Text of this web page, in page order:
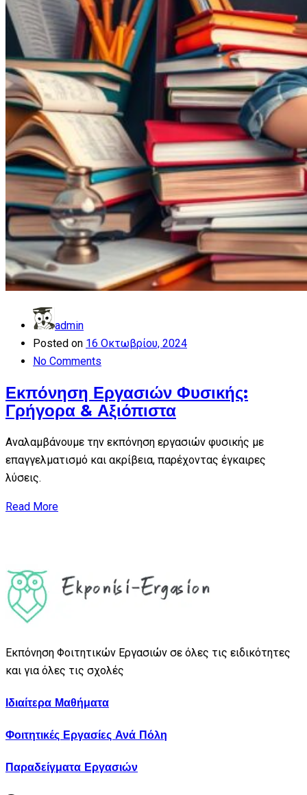
admin
Posted on 16 Οκτωβρίου, 2024
No Comments
Εκπόνηση Εργασιών Φυσικής:
Γρήγορα & Αξιόπιστα
Αναλαμβάνουμε την εκπόνηση εργασιών φυσικής με
επαγγελματισμό και ακρίβεια, παρέχοντας έγκαιρες
λύσεις.
Read More
Εκπόνηση Φοιτητικών Εργασιών σε όλες τις ειδικότητες
και για όλες τις σχολές
Ιδιαίτερα Μαθήματα
Φοιτητικές Εργασίες Ανά Πόλη
Παραδείγματα Εργασιών